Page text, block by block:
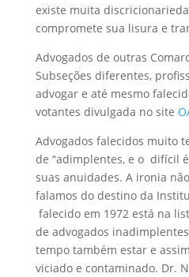
existe muita
compromete sua lisura e
Advogados de outras
Subseções diferentes,
advogar e até mesmo
votantes divulgada no site
Advogados falecidos muito
de “adimplentes, e o difícil
suas anuidades. A ironia
falamos do destino da
falecido em 1972 está na
de advogados
tempo também estar e
viciado e contaminado. Dr.